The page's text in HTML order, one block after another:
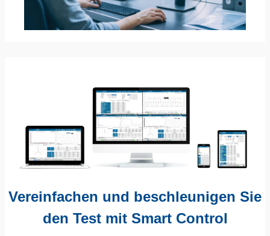
Vereinfachen und beschleunigen Sie
den Test mit Smart Control